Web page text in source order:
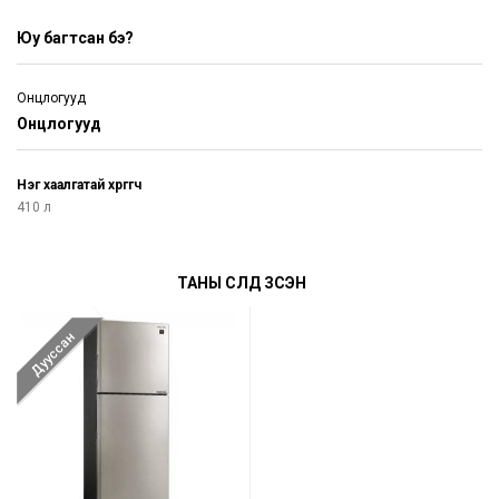
Юу багтсан бэ?
Онцлогууд
Онцлогууд
Нэг хаалгатай хөргөгч
410 л
Дууссан
ТАНЫ СҮҮЛД ҮЗСЭН